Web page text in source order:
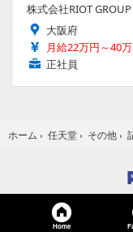
株式会社RIOT GROUP
大阪府
月給22万円～40
正社員
ホーム › 任天堂 › その他 ›
Home